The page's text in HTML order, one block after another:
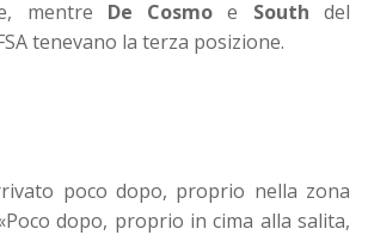
mentre De Cosmo e South del
tenevano la terza posizione.
poco dopo, proprio nella zona
dopo, proprio in cima alla salita,